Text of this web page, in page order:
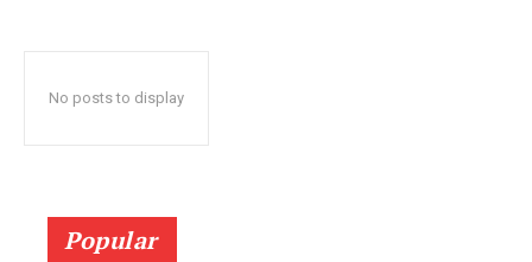
No posts to display
Popular